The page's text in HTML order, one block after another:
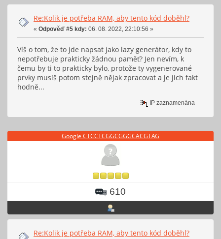
Re:Kolik je potřeba RAM, aby tento kód doběhl?
« Odpověď #5 kdy: 06. 08. 2022, 22:10:56 »
Víš o tom, že to jde napsat jako lazy generátor, kdy to
nepotřebuje prakticky žádnou paměť? Jen nevím, k
čemu by ti to prakticky bylo, protože ty vygenerované
prvky musíš potom stejně nějak zpracovat a je jich fakt
hodně...
IP zaznamenána
Google CTCCTCGGCGGGCACGTAG
610
Re:Kolik je potřeba RAM, aby tento kód doběhl?